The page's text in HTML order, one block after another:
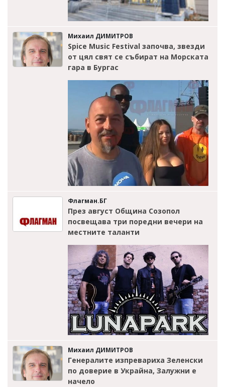
Михаил ДИМИТРОВ
Spice Music Festival започва, звезди
от цял свят се събират на Морската
гара в Бургас
Флагман.БГ
През август Община Созопол
посвещава три поредни вечери на
местните таланти
Михаил ДИМИТРОВ
Генералите изпревариха Зеленски
по доверие в Украйна, Залужни е
начело